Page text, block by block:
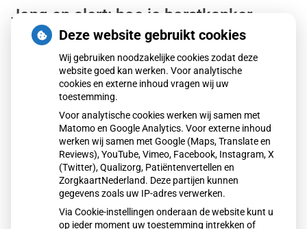
Jong en alert: hoe je borstkanker
herkent als je verder kijkt dan een
knobbeltje
Steeds meer jonge vrouwen krijgen borstkanker, terwijl
screening pas vanaf 50 jaar start. Daarom is eigen
alertheid cruciaal. Let niet alleen op knobbeltjes, maar ook
op huid-, vorm- en tepelveranderingen. Volgens KWF
Kankerbestrijding kan vroege herkenning het verschil
maken. Ga bij twijfel altijd naar de huisarts.
Lees het hele artikel op: Gez
Deze website gebruikt cookies
Wij gebruiken noodzakelijke cookies zodat deze
website goed kan werken. Voor analytische
cookies en externe inhoud vragen wij uw
toestemming.
Voor analytische cookies werken wij samen met
Matomo en Google Analytics. Voor externe inhoud
werken wij samen met Google (Maps, Translate en
Reviews), YouTube, Vimeo, Facebook, Instagram, X
(Twitter), Qualizorg, Patiëntenvertellen en
ZorgkaartNederland. Deze partijen kunnen
gegevens zoals uw IP-adres verwerken.
Via Cookie-instellingen onderaan de website kunt u
op ieder moment uw toestemming intrekken of